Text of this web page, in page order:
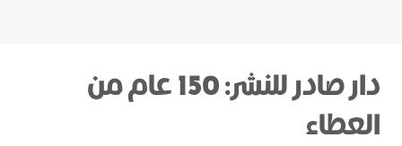
دار صادر للنشر: 150 عام من
العطاء